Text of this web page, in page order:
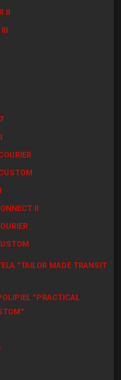
II
III
II
"TAILOR MADE TRANSIT
"PRACTICAL